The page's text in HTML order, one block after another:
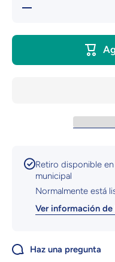
Reducir
Retiro disponible en
municipal
Normalmente está
Ver información de
Haz una pregunta